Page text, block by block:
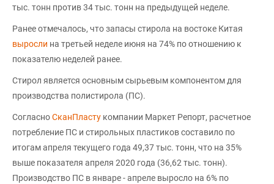
тыс. тонн против 34 тыс. тонн на предыдущей неделе.
Ранее отмечалось, что запасы стирола на востоке Китая
выросли на третьей неделе июня на 74% по отношению к
показателю неделей ранее.
Стирол является основным сырьевым компонентом для
производства полистирола (ПС).
СогласноСканПласту компании Маркет Репорт, расчетное
потребление ПС и стирольных пластиков составило по
итогам апреля текущего года 49,37 тыс. тонн, что на 35%
выше показателя апреля 2020 года (36,62 тыс. тонн).
Производство ПС в январе - апреле выросло на 6% по